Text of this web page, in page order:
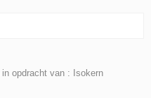
opdracht van : Isokern